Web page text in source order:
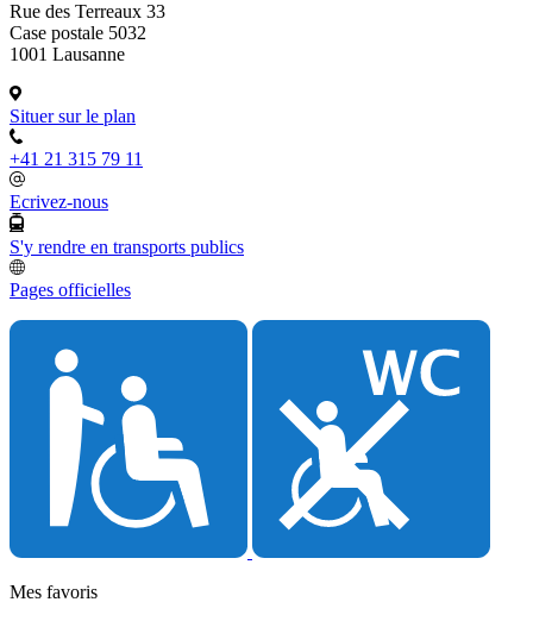
Rue des Terreaux 33
Case postale 5032
1001 Lausanne
Situer sur le plan
+41 21 315 79 11
Ecrivez-nous
S'y rendre en transports publics
Pages officielles
Mes favoris